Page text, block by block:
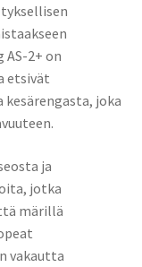
2+ on
etsivät
joka
ja
jotka
märillä
vakautta